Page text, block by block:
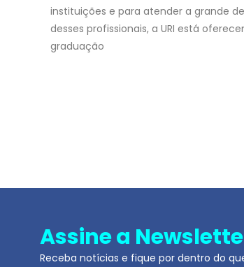
instituições e para atender a grande
desses profissionais, a URI está
graduação
Assine a
Receba notícias e fique por dentro do